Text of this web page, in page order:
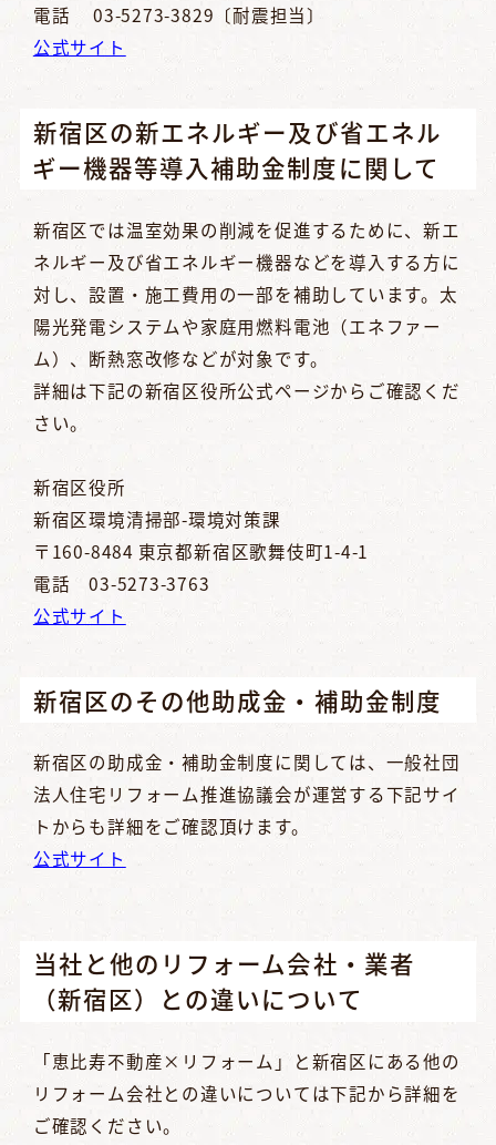
電話 03-5273-3829〔耐震担当〕
公式サイト
新宿区の新エネルギー及び省エネル
ギー機器等導入補助金制度に関して
新宿区では温室効果の削減を促進するために、新エ
ネルギー及び省エネルギー機器などを導入する方に
対し、設置・施工費用の一部を補助しています。太
陽光発電システムや家庭用燃料電池（エネファー
ム）、断熱窓改修などが対象です。
詳細は下記の新宿区役所公式ページからご確認くだ
さい。
新宿区役所
新宿区環境清掃部-環境対策課
〒160-8484 東京都新宿区歌舞伎町1-4-1
電話 03-5273-3763
公式サイト
新宿区のその他助成金・補助金制度
新宿区の助成金・補助金制度に関しては、一般社団
法人住宅リフォーム推進協議会が運営する下記サイ
トからも詳細をご確認頂けます。
公式サイト
当社と他のリフォーム会社・業者
（新宿区）との違いについて
「恵比寿不動産×リフォーム」と新宿区にある他の
リフォーム会社との違いについては下記から詳細を
ご確認ください。